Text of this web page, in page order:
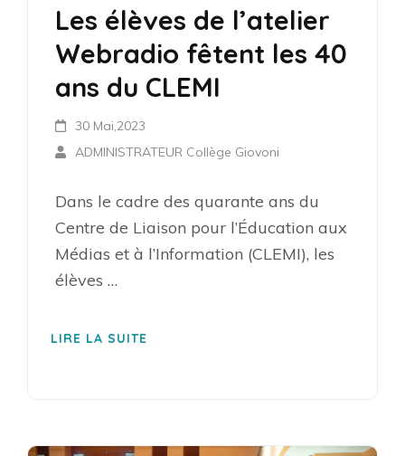
Les élèves de l’atelier
Webradio fêtent les 40
ans du CLEMI
30 Mai,2023
ADMINISTRATEUR Collège Giovoni
Dans le cadre des quarante ans du
Centre de Liaison pour l’Éducation aux
Médias et à l’Information (CLEMI), les
élèves …
LIRE LA SUITE